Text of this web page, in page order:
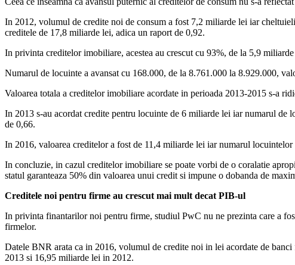
In 2012, volumul de credite noi de consum a fost 7,2 miliarde lei iar
creditele de 17,8 miliarde lei, adica un raport de 0,92.
In privinta creditelor imobiliare, acestea au crescut cu 93%, de la 5,9
Numarul de locuinte a avansat cu 168.000, de la 8.761.000 la 8.929.000,
Valoarea totala a creditelor imobiliare acordate in perioada 2013-2015 s-a
In 2013 s-au acordat credite pentru locuinte de 6 miliarde lei iar numarul de
de 0,66.
In 2016, valoarea creditelor a fost de 11,4 miliarde lei iar numarul
In concluzie, in cazul creditelor imobiliare se poate vorbi de o coralatie
statul garanteaza 50% din valoarea unui credit si impune o dobanda de
Creditele noi pentru firme au crescut mai mult decat PIB-ul
In privinta finantarilor noi pentru firme, studiul PwC nu ne prezinta care a
firmelor.
Datele BNR arata ca in 2016, volumul de credite noi in lei acordate de
2013 si 16,95 miliarde lei in 2012.